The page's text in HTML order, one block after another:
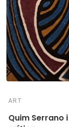
ART
Quim Serrano